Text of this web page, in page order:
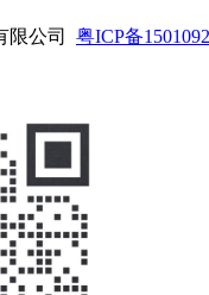
限公司 粤ICP备